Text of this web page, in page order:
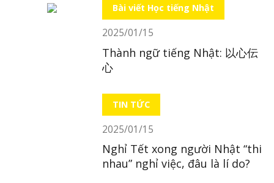
Bài viết Học tiếng Nhật
2025/01/15
Thành ngữ tiếng Nhật: 以心伝
心
TIN TỨC
2025/01/15
Nghỉ Tết xong người Nhật “thi
nhau” nghỉ việc, đâu là lí do?